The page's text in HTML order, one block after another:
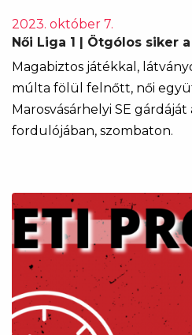
2023. október 7.
Női Liga 1 | Ötgólos siker
Magabiztos játékkal,
múlta fölül felnőtt, női
Marosvásárhelyi SE
fordulójában, szombaton.